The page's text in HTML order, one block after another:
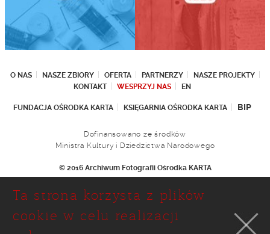
O NAS NASZE ZBIORY OFERTA PARTNERZY
NASZE PROJEKTY
KONTAKT
WESPRZYJ NAS EN
FUNDACJA OŚRODKA KARTA KSIĘGARNIA OŚRODKA KARTA BIP
Dofinansowano ze środków
Ministra Kultury i Dziedzictwa Narodowego
© 2016 Archiwum Fotografii Ośrodka KARTA
Ul. Narbutta 29
02-536 Warszawa
tel.: (+48 22) 646 36 90
Ta strona korzysta z plików
cookie w celu realizacji